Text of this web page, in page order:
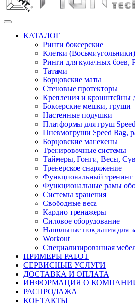
КАТАЛОГ
Ринги боксерские
Клетки (Восьмиугольники)
Ринги для кулачных
Татами
Борцовские маты
Стеновые протекторы
Крепления и кронштейны
Боксерские мешки, груши
Настенные подушки
Платформы для груш
Пневмогруши Speed Bag,
Борцовские манекены
Тренировочные системы
Таймеры, Гонги, Весы,
Тренерское снаряжение
Функциональный тренинг
Функциональные рамы
Системы хранения
Свободные веса
Кардио тренажеры
Силовое оборудование
Напольные покрытия для
Workout
Специализированная
ПРИМЕРЫ РАБОТ
СЕРВИСНЫЕ УСЛУГИ
ДОСТАВКА И ОПЛАТА
ИНФОРМАЦИЯ О
РАСПРОДАЖА
КОНТАКТЫ